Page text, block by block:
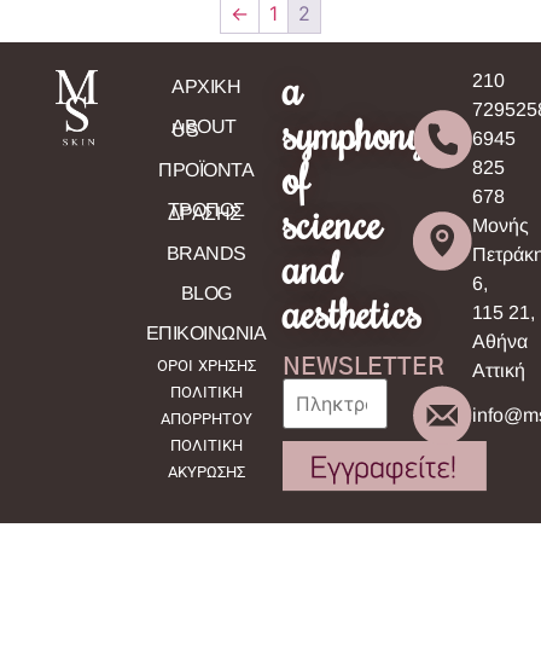
← 1 2
ΑΡΧΙΚΗ
ABOUT
US
ΠΡΟΪΟΝΤΑ
ΤΡΟΠΟΣ
ΔΡΑΣΗΣ
BRANDS
BLOG
ΕΠΙΚΟΙΝΩΝΙΑ
ΟΡΟΙ ΧΡΗΣΗΣ
ΠΟΛΙΤΙΚΗ
ΑΠΟΡΡΗΤΟΥ
ΠΟΛΙΤΙΚΗ
ΑΚΥΡΩΣΗΣ
a
symphony
of
science
and
aesthetics
NEWSLETTER
210
6945
825
678
Μονής
6,
115 21,
Αθήνα
Αττική